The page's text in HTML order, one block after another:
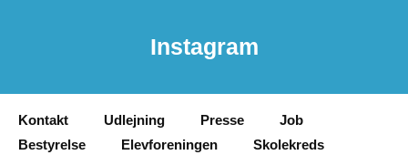
Instagram
Kontakt Udlejning Presse
Job
Bestyrelse
Elevforeningen Skolekreds